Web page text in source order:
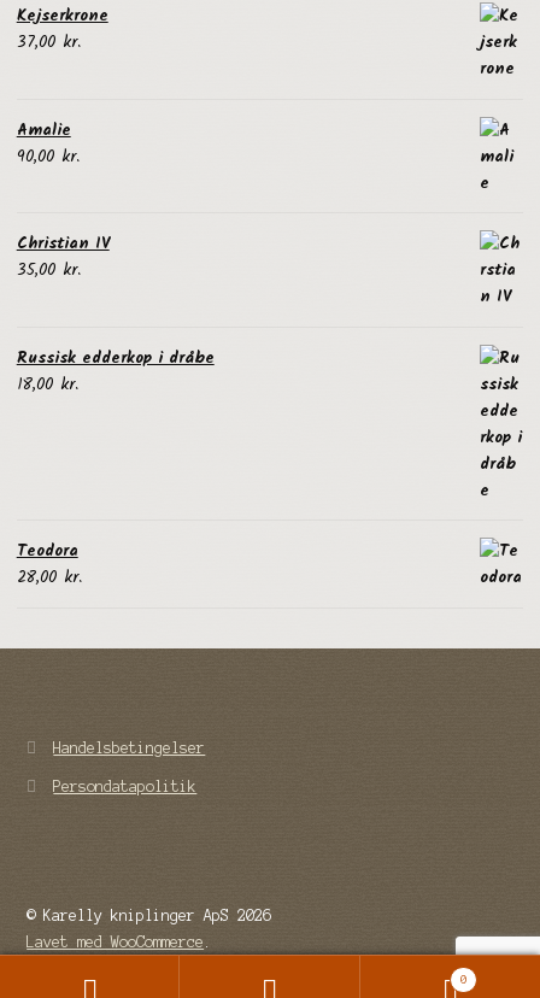
Kejserkrone
37,00 kr.
Amalie
90,00 kr.
Christian IV
35,00 kr.
Russisk edderkop i dråbe
18,00 kr.
Teodora
28,00 kr.
Handelsbetingelser
Persondatapolitik
© Karelly kniplinger ApS 2026
Lavet med WooCommerce
0